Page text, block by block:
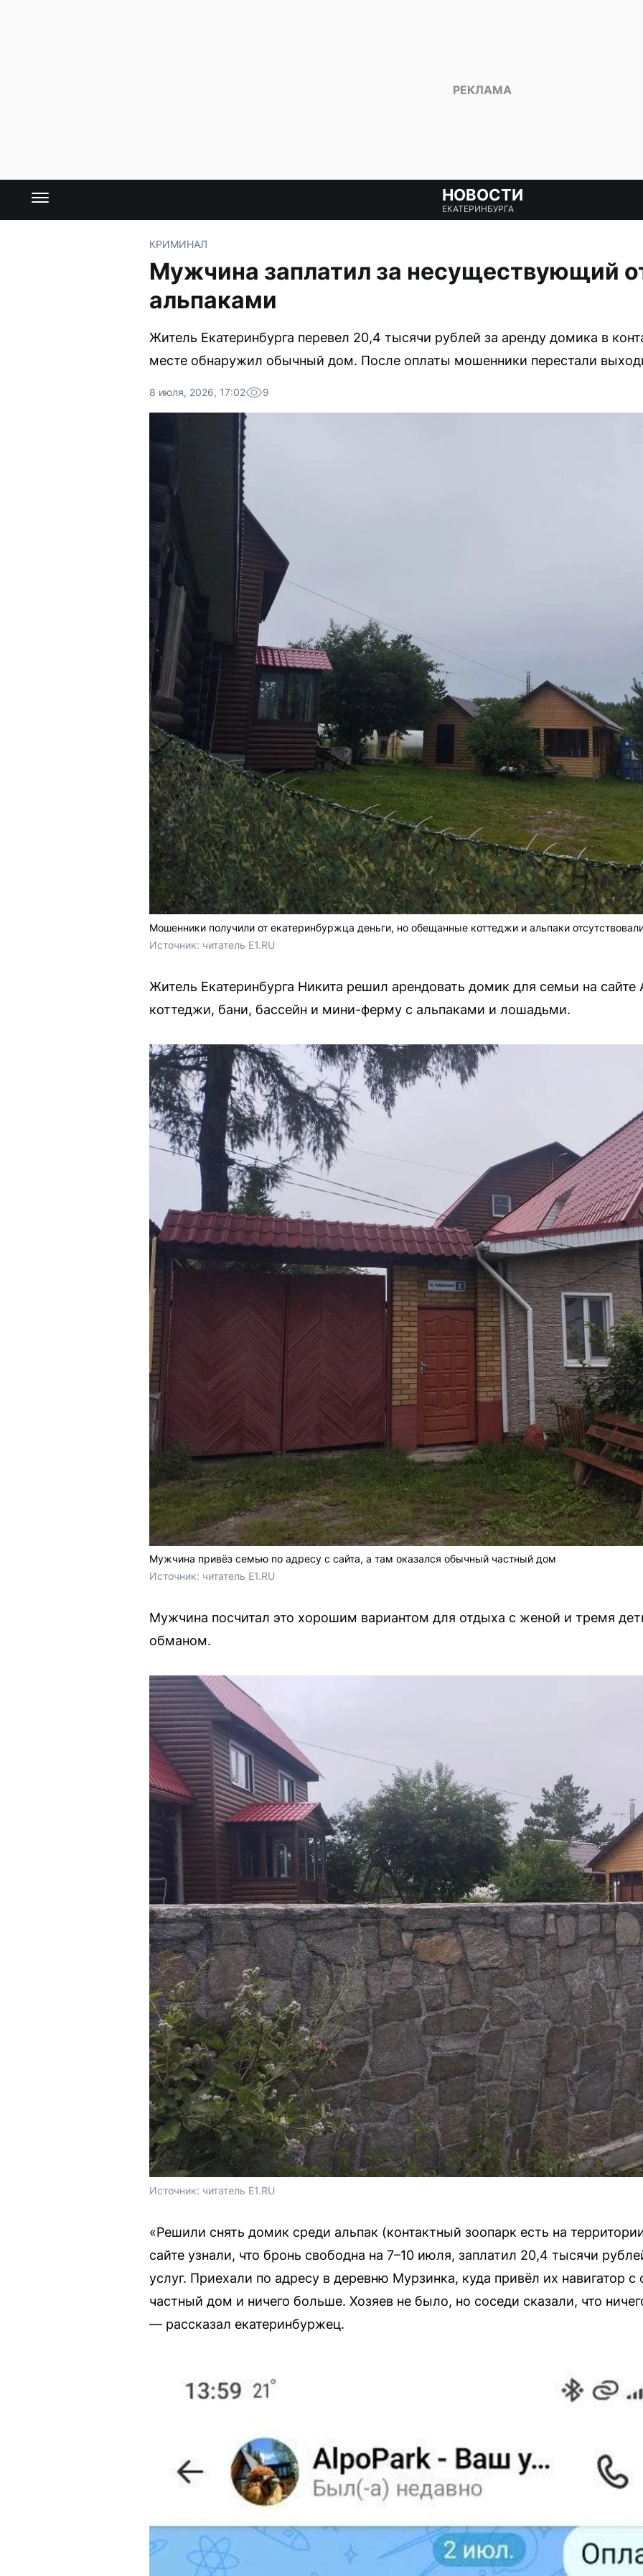
НОВОСТИ
ЕКАТЕРИНБУРГА
КРИМИНАЛ
Мужчина заплатил за несуществующий
альпаками
Житель Екатеринбурга перевел 20,4 тысячи рублей за аренду домика в
месте обнаружил обычный дом. После оплаты мошенники перестали
8 июля, 2026, 17:02 9
Мошенники получили от екатеринбуржца деньги, но обещанные коттеджи и альпаки
Источник: читатель E1.RU
Житель Екатеринбурга Никита решил арендовать домик для семьи на
коттеджи, бани, бассейн и мини-ферму с альпаками и лошадьми.
Мужчина привёз семью по адресу с сайта, а там оказался обычный частный дом
Источник: читатель E1.RU
Мужчина посчитал это хорошим вариантом для отдыха с женой и тремя
обманом.
Источник: читатель E1.RU
«Решили снять домик среди альпак (контактный зоопарк есть на
сайте узнали, что бронь свободна на 7–10 июля, заплатил 20,4 тысячи
услуг. Приехали по адресу в деревню Мурзинка, куда привёл их навигатор
частный дом и ничего больше. Хозяев не было, но соседи сказали, что
— рассказал екатеринбуржец.